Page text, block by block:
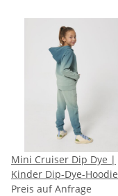
Mini Cruiser Dip Dye |
Kinder Dip-Dye-Hoodie
Preis auf Anfrage